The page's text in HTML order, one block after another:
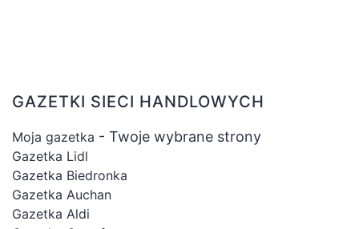
GAZETKI SIECI HANDLOWYCH
Moja gazetka - Twoje wybrane strony
Gazetka Lidl
Gazetka Biedronka
Gazetka Auchan
Gazetka Aldi